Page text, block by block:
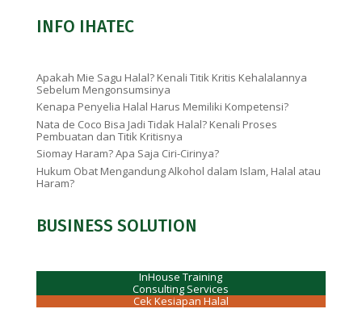
INFO IHATEC
Apakah Mie Sagu Halal? Kenali Titik Kritis Kehalalannya
Sebelum Mengonsumsinya
Kenapa Penyelia Halal Harus Memiliki Kompetensi?
Nata de Coco Bisa Jadi Tidak Halal? Kenali Proses
Pembuatan dan Titik Kritisnya
Siomay Haram? Apa Saja Ciri-Cirinya?
Hukum Obat Mengandung Alkohol dalam Islam, Halal atau
Haram?
BUSINESS SOLUTION
InHouse Training
Consulting Services
Cek Kesiapan Halal